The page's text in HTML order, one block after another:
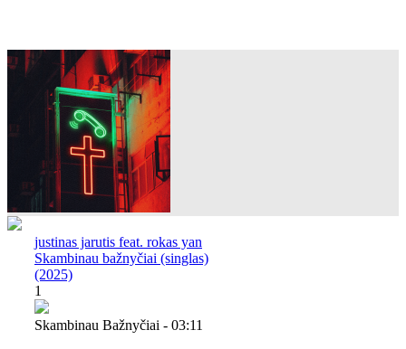
justinas jarutis feat. rokas yan
Skambinau bažnyčiai (singlas)
(2025)
1
Skambinau Bažnyčiai - 03:11